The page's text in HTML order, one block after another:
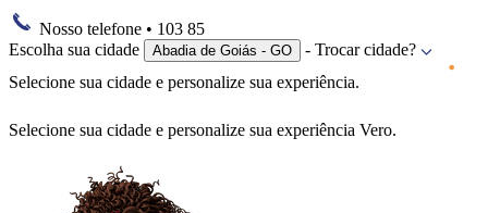
Nosso telefone • 103 85
Escolha sua cidade
Abadia de Goiás - GO
- Trocar cidade?
Selecione sua cidade e personalize sua experiência.
Selecione sua cidade e personalize sua experiência Vero.